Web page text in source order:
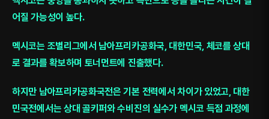
어질 가능성이 높다.
멕시코는 조별리그에서 남아프리카공화국, 대한민국, 체코를 상대
로 결과를 확보하며 토너먼트에 진출했다.
하지만 남아프리카공화국전은 기본 전력에서 차이가 있었고, 대한
민국전에서는 상대 골키퍼와 수비진의 실수가 멕시코 득점 과정에